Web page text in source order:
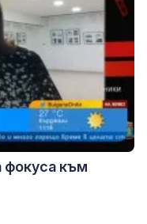
фокуса към